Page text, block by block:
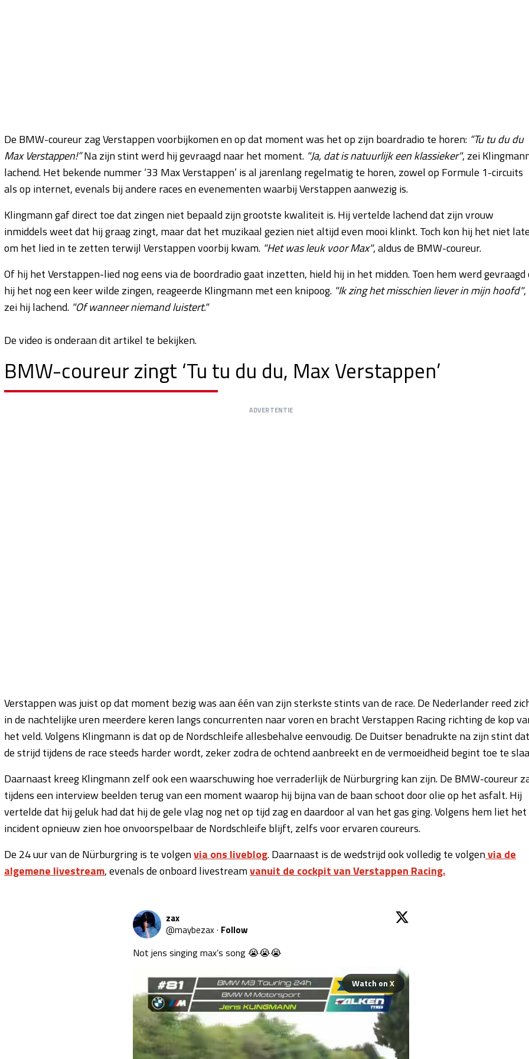
De BMW-coureur zag Verstappen voorbijkomen en op dat moment was het op zijn boardradio te horen: “Tu tu du du
Max Verstappen!”Na zijn stint werd hij gevraagd naar het moment. "Ja, dat is natuurlijk een klassieker", zei
lachend. Het bekende nummer ‘33 Max Verstappen’ is al jarenlang regelmatig te horen, zowel op Formule 1-circuits
als op internet, evenals bij andere races en evenementen waarbij Verstappen aanwezig is.
Klingmann gaf direct toe dat zingen niet bepaald zijn grootste kwaliteit is. Hij vertelde lachend dat zijn vrouw
inmiddels weet dat hij graag zingt, maar dat het muzikaal gezien niet altijd even mooi klinkt. Toch kon hij het niet
om het lied in te zetten terwijl Verstappen voorbij kwam. "Het was leuk voor Max", aldus de BMW-coureur.
Of hij het Verstappen-lied nog eens via de boordradio gaat inzetten, hield hij in het midden. Toen hem werd gevraagd
hij het nog een keer wilde zingen, reageerde Klingmann met een knipoog. "Ik zing het misschien liever in mijn hoofd",
zei hij lachend. "Of wanneer niemand luistert."
De video is onderaan dit artikel te bekijken.
BMW-coureur zingt ‘Tu tu du du, Max Verstappen’
ADVERTENTIE
Verstappen was juist op dat moment bezig was aan één van zijn sterkste stints van de race. De Nederlander reed
in de nachtelijke uren meerdere keren langs concurrenten naar voren en bracht Verstappen Racing richting de kop
het veld. Volgens Klingmann is dat op de Nordschleife allesbehalve eenvoudig. De Duitser benadrukte na zijn stint dat
de strijd tijdens de race steeds harder wordt, zeker zodra de ochtend aanbreekt en de vermoeidheid begint toe te
Daarnaast kreeg Klingmann zelf ook een waarschuwing hoe verraderlijk de Nürburgring kan zijn. De BMW-coureur
tijdens een interview beelden terug van een moment waarop hij bijna van de baan schoot door olie op het asfalt. Hij
vertelde dat hij geluk had dat hij de gele vlag nog net op tijd zag en daardoor al van het gas ging. Volgens hem liet het
incident opnieuw zien hoe onvoorspelbaar de Nordschleife blijft, zelfs voor ervaren coureurs.
De 24 uur van de Nürburgring is te volgenvia ons liveblog. Daarnaast is de wedstrijd ook volledig te volgenvia de
algemene livestream, evenals de onboard livestreamvanuit de cockpit van Verstappen Racing.
zax
@maybezax· Follow
Not jens singing max’s song 😭😭😭
Watch on X